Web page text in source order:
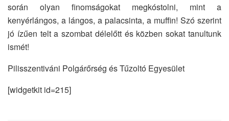
során olyan finomságokat megkóstolni, mint a
kenyérlángos, a lángos, a palacsinta, a muffin! Szó szerint
jó ízűen telt a szombat délelőtt és közben sokat tanultunk
ismét!
Pilisszentiváni Polgárőrség és Tűzoltó Egyesület
[widgetkit id=215]